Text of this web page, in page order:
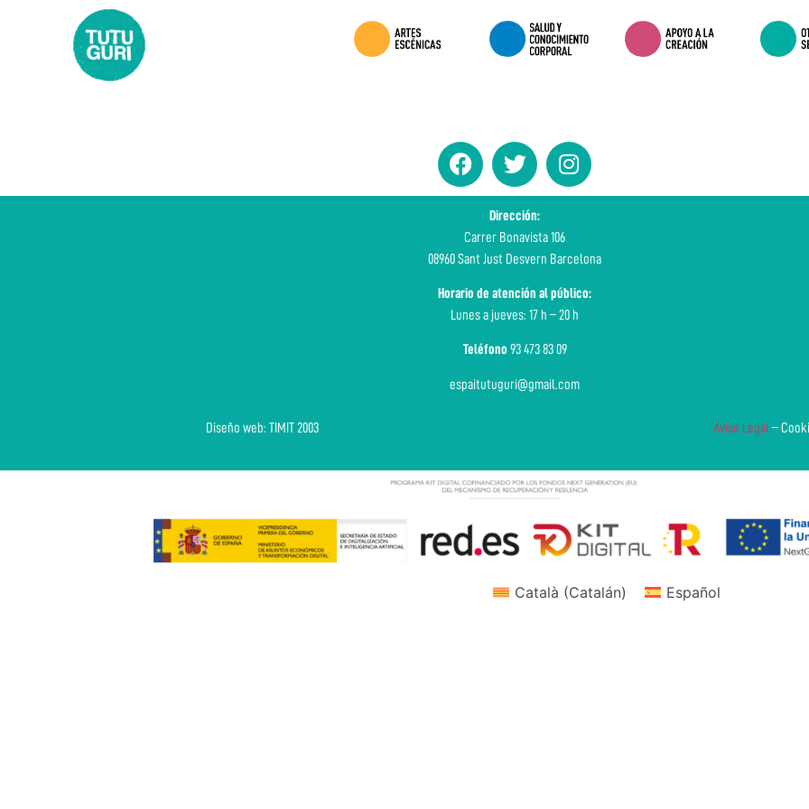
Dirección:
Carrer Bonavista 106
08960 Sant Just Desvern Barcelona
Horario de atención al público:
Lunes a jueves: 17 h – 20 h
Teléfono 93 473 83 09
espaitutuguri@gmail.com
Diseño web: TIMIT 2003 Aviso Legal –
Català (Catalán) Español